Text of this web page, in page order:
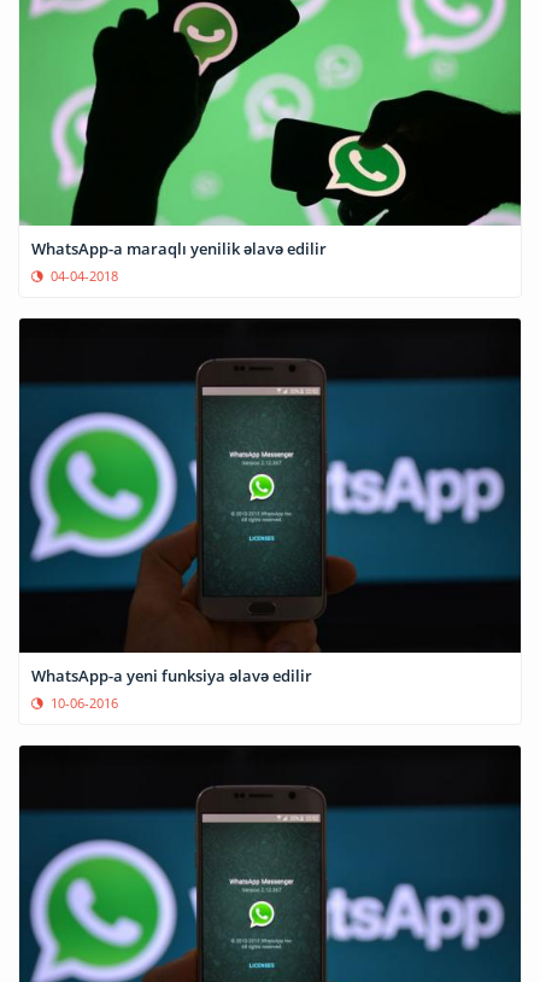
WhatsApp-a maraqlı yenilik əlavə edilir
04-04-2018
WhatsApp-a yeni funksiya əlavə edilir
10-06-2016